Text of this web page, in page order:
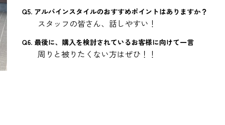
Q5. アルパインスタイルのおすすめポイントはありますか？
スタッフの皆さん、話しやすい！
Q6. 最後に、購入を検討されているお客様に向けて一言
周りと被りたくない方はぜひ！！